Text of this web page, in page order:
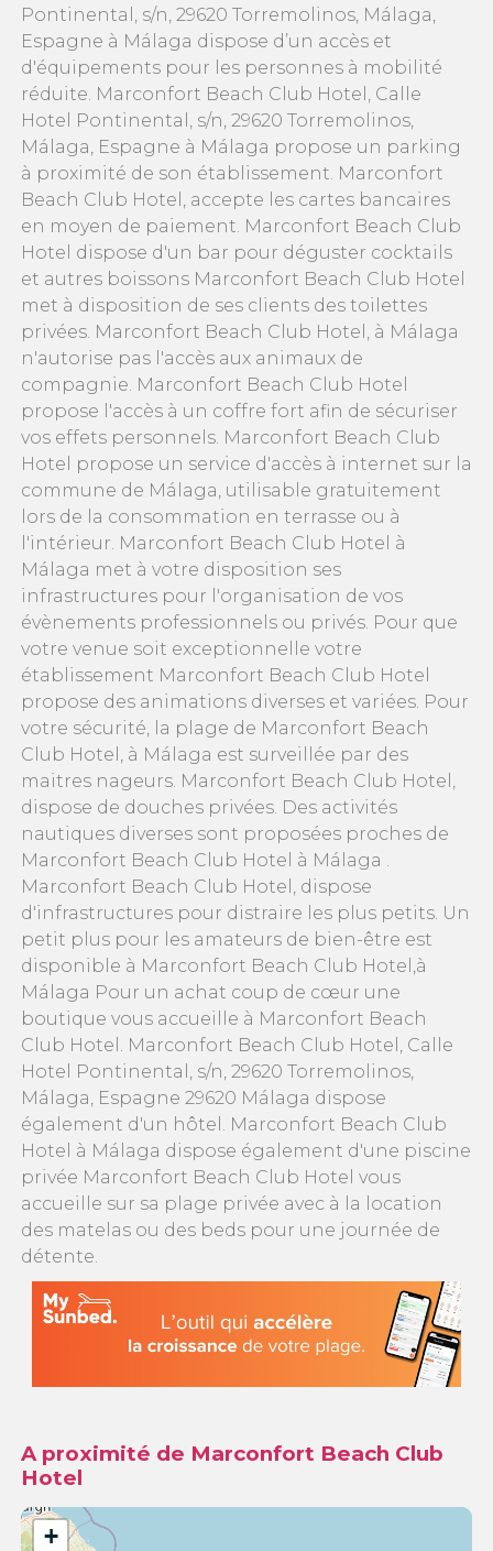
Pontinental, s/n, 29620 Torremolinos, Málaga,
Espagne à Málaga dispose d’un accès et
d'équipements pour les personnes à mobilité
réduite. Marconfort Beach Club Hotel, Calle
Hotel Pontinental, s/n, 29620 Torremolinos,
Málaga, Espagne à Málaga propose un parking
à proximité de son établissement. Marconfort
Beach Club Hotel, accepte les cartes bancaires
en moyen de paiement. Marconfort Beach Club
Hotel dispose d'un bar pour déguster cocktails
et autres boissons Marconfort Beach Club Hotel
met à disposition de ses clients des toilettes
privées. Marconfort Beach Club Hotel, à Málaga
n'autorise pas l'accès aux animaux de
compagnie. Marconfort Beach Club Hotel
propose l'accès à un coffre fort afin de sécuriser
vos effets personnels. Marconfort Beach Club
Hotel propose un service d'accès à internet sur la
commune de Málaga, utilisable gratuitement
lors de la consommation en terrasse ou à
l'intérieur. Marconfort Beach Club Hotel à
Málaga met à votre disposition ses
infrastructures pour l'organisation de vos
évènements professionnels ou privés. Pour que
votre venue soit exceptionnelle votre
établissement Marconfort Beach Club Hotel
propose des animations diverses et variées. Pour
votre sécurité, la plage de Marconfort Beach
Club Hotel, à Málaga est surveillée par des
maitres nageurs. Marconfort Beach Club Hotel,
dispose de douches privées. Des activités
nautiques diverses sont proposées proches de
Marconfort Beach Club Hotel à Málaga .
Marconfort Beach Club Hotel, dispose
d'infrastructures pour distraire les plus petits. Un
petit plus pour les amateurs de bien-être est
disponible à Marconfort Beach Club Hotel,à
Málaga Pour un achat coup de cœur une
boutique vous accueille à Marconfort Beach
Club Hotel. Marconfort Beach Club Hotel, Calle
Hotel Pontinental, s/n, 29620 Torremolinos,
Málaga, Espagne 29620 Málaga dispose
également d'un hôtel. Marconfort Beach Club
Hotel à Málaga dispose également d'une piscine
privée Marconfort Beach Club Hotel vous
accueille sur sa plage privée avec à la location
des matelas ou des beds pour une journée de
détente.
A proximité de Marconfort Beach Club
Hotel
+